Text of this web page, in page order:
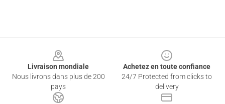
Livraison mondiale
Nous livrons dans plus de 200
pays
Achetez en toute confiance
24/7 Protected from clicks to
delivery